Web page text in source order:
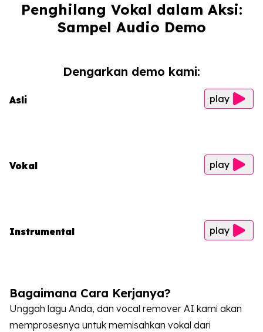
Penghilang Vokal dalam Aksi:
Sampel Audio Demo
Dengarkan demo kami:
Asli play
Vokal play
Instrumental play
Bagaimana Cara Kerjanya?
Unggah lagu Anda, dan vocal remover AI kami akan
memprosesnya untuk memisahkan vokal dari